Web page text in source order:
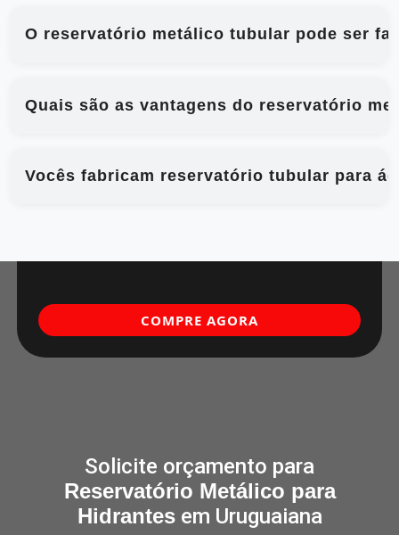
O reservatório metálico tubular pode ser
Quais são as vantagens do reservatório
Vocês fabricam reservatório tubular para
Solicite orçamento para
Reservatório Metálico para
Hidrantesem Uruguaiana
COMPRE AGORA